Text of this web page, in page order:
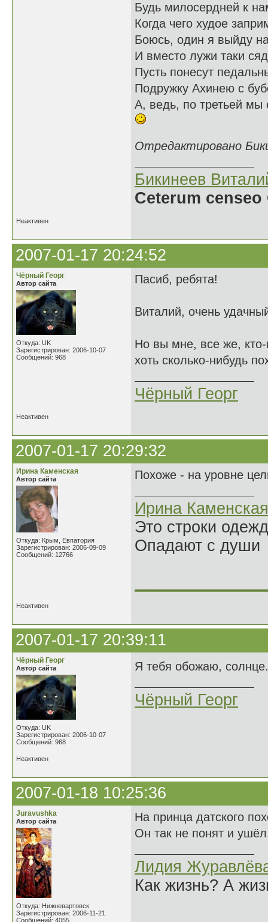
Будь милосердней к
Когда чего худое
Боюсь, один я выйду
И вместо лужи таки
Пусть понесут
Подружку Ахинею с
А, ведь, по третьей
Отредактировано
Бикинеев
Ceterum
Неактивен
2007-01-17 20:24:52
Чёрный Георг
Автор сайта
Откуда: UK
Зарегистрирован: 2006-10-07
Сообщений: 968
Пасиб, ребята!
Виталий, очень
Но вы мне, все же, кто-
хоть сколько-нибудь
Чёрный Георг
Неактивен
2007-01-17 20:29:32
Ирина Каменская
Автор сайта
Откуда: Крым, Евпатория
Зарегистрирован: 2006-09-09
Сообщений: 12766
Похоже - на уровне
Ирина Каменская
Это строки
Опадают с души
Неактивен
2007-01-17 20:39:11
Чёрный Георг
Автор сайта
Откуда: UK
Зарегистрирован: 2006-10-07
Сообщений: 968
Я тебя обожаю,
Чёрный Георг
Неактивен
2007-01-18 10:25:36
Juravushka
Автор сайта
Откуда: Нижневартовск
Зарегистрирован: 2006-11-21
Сообщений: 4055
На принца датского
Он так не понят и
Лидия
Как жизнь? А